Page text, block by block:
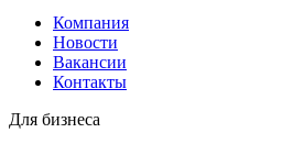
Компания
Новости
Вакансии
Контакты
Для бизнеса